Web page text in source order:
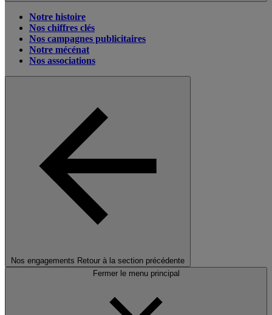
Notre histoire
Nos chiffres clés
Nos campagnes publicitaires
Notre mécénat
Nos associations
Nos engagements Retour à la section précédente
Fermer le menu principal